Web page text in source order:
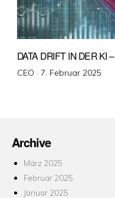
DATA DRIFT IN DER KI
CEO · Veröffentlicht
7. Februar 2025
Archive
März 2025
Februar 2025
Januar 2025